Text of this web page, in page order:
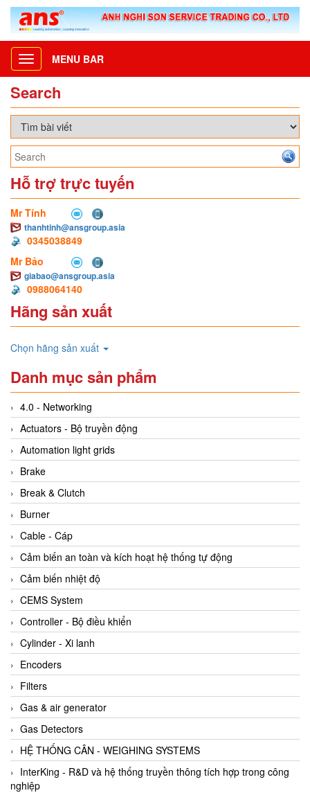
Toggle
navigation
MENU BAR
Search
Hỗ trợ trực tuyến
Mr Tính
thanhtinh@ansgroup.asia
0345038849
Mr Bảo
giabao@ansgroup.asia
0988064140
Hãng sản xuất
Chọn hãng sản xuất
Danh mục sản phẩm
4.0 - Networking
Actuators - Bộ truyền động
Automation light grids
Brake
Break & Clutch
Burner
Cable - Cáp
Cảm biến an toàn và kích hoạt hệ thống tự động
Cảm biến nhiệt độ
CEMS System
Controller - Bộ điều khiển
Cylinder - Xi lanh
Encoders
Filters
Gas & air generator
Gas Detectors
HỆ THỐNG CÂN - WEIGHING SYSTEMS
InterKing - R&D và hệ thống truyền thông tích hợp trong công
nghiệp